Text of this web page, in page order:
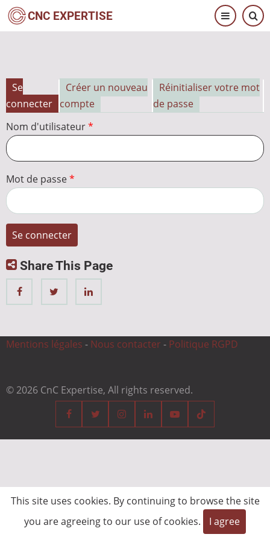
Aller
au
CNC EXPERTISE
Onglets
principaux
Se
connecter
Créer un nouveau
compte
Réinitialiser votre mot
de passe
Nom d'utilisateur
Mot de passe
Share This Page
Mentions légales - Nous contacter - Politique RGPD
© 2026 CnC Expertise, All rights reserved.
This site uses cookies. By continuing to browse the site
you are agreeing to our use of cookies.
I agree